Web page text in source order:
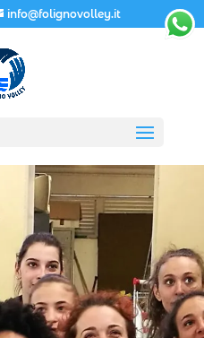
info@folignovolley.it